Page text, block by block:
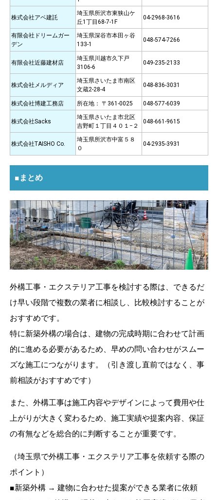
株式会社アベ建託
埼玉県所沢市東狭山ケ
丘1丁目68-7-1F
04-2968-3616
有限会社ドリームガー
デン
埼玉県深谷市本田ヶ谷
133-1
048-574-7266
有限会社近藤建材店
埼玉県川越市久下戸
3106-6
049-235-2133
株式会社メルディア
埼玉県さいたま市南区
文蔵2-28-4
048-836-3031
株式会社博建工務店 所在地： 〒361-0025 048-577-6039
株式会社Sacks
埼玉県さいたま市北区
吉野町１丁目４０１−２
048-661-9615
株式会社TAISHO Co.
埼玉県所沢市中富５８
０
04-2935-3931
■まとめ
外構工事・エクステリア工事を検討する際は、できるだ
け早い段階で複数の業者に相談し、比較検討することが
おすすめです。
特に新築外構の場合は、建物の完成時期に合わせて計画
的に進める必要があるため、早めの問い合わせがスムー
ズな施工につながります。（引き渡し直前ではなく、事
前相談がおすすめです）
また、外構工事は施工内容やデザインによって費用や仕
上がりが大きく変わるため、施工実績や提案内容、保証
の有無などを総合的に判断することが重要です。
（埼玉県で外構工事・エクステリア工事を依頼する際の
ポイント）
■新築外構 → 建物に合わせた提案ができる業者に依頼